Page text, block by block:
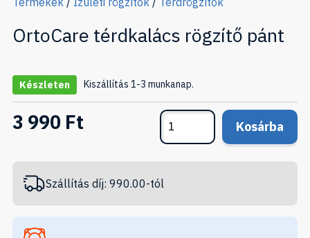
OrtoCare térdkalács rögzítő pánt
Készleten Kiszállítás 1-3 munkanap.
3 990 Ft Kosárba
Szállítás díj: 990.00-tól